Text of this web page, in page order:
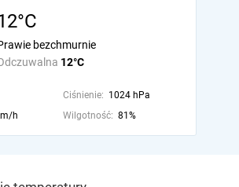
12°C
bezchmurnie
Ciśnienie: 1024 hPa
h Wilgotność: 81%